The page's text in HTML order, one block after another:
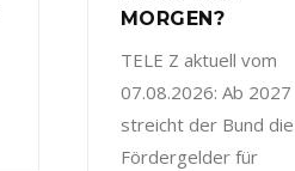
MORGEN?
TELE Z aktuell vom
07.08.2026: Ab 2027
streicht der Bund die
Fördergelder für